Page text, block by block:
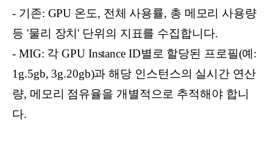
- 기존: GPU 온도, 전체 사용률, 총 메모리 사용량
등 '물리 장치' 단위의 지표를 수집합니다.
- MIG: 각 GPU Instance ID별로 할당된 프로필(예:
1g.5gb, 3g.20gb)과 해당 인스턴스의 실시간 연산
량, 메모리 점유율을 개별적으로 추적해야 합니
다.